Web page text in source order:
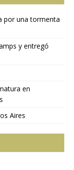
por una tormenta
y entregó
en
Aires